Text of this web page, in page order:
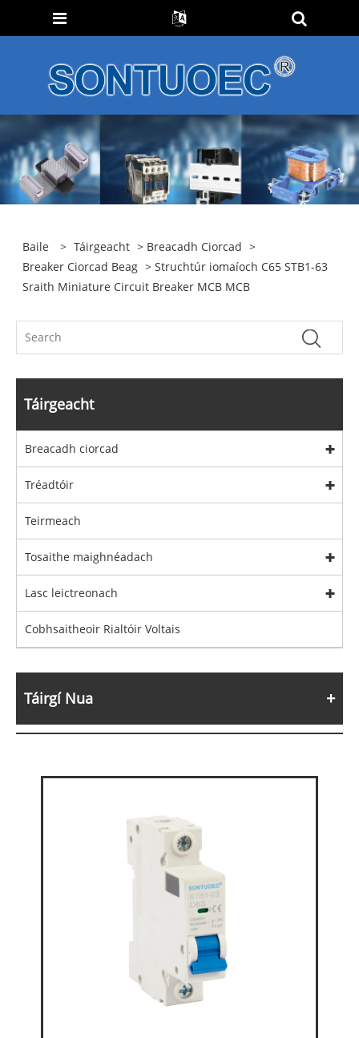
Baile > Táirgeacht > Breacadh Ciorcad >
Breaker Ciorcad Beag > Struchtúr iomaíoch C65 STB1-63
Sraith Miniature Circuit Breaker MCB MCB
Táirgeacht
Breacadh ciorcad
Tréadtóir
Teirmeach
Tosaithe maighnéadach
Lasc leictreonach
Cobhsaitheoir Rialtóir Voltais
Táirgí Nua